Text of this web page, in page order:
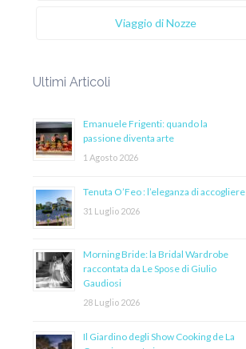
Viaggio di Nozze
Ultimi Articoli
Emanuele Frigenti: quando la
passione diventa arte
1 Agosto 2026
Tenuta O’Feo : l’eleganza di accogliere
31 Luglio 2026
Morning Bride: la Bridal Wardrobe
raccontata da Le Spose di Giulio
Gaudiosi
28 Luglio 2026
Il Giardino degli Show Cooking de La